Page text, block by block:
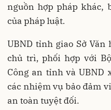
nguồn hợp pháp khác,
của pháp luật.
UBND tỉnh giao Sở Văn
chủ trì, phối hợp với
Công an tỉnh và UBND
các nhiệm vụ bảo đảm
an toàn tuyệt đối.